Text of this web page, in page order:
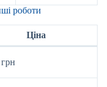
роботи
Ціна